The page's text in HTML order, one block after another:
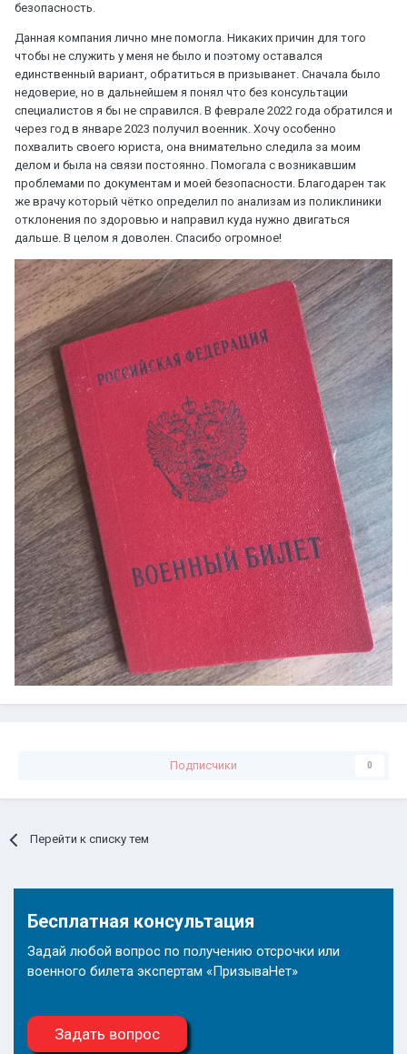
безопасность.
Данная компания лично мне помогла. Никаких причин для того
чтобы не служить у меня не было и поэтому оставался
единственный вариант, обратиться в призыванет. Сначала было
недоверие, но в дальнейшем я понял что без консультации
специалистов я бы не справился. В феврале 2022 года обратился и
через год в январе 2023 получил военник. Хочу особенно
похвалить своего юриста, она внимательно следила за моим
делом и была на связи постоянно. Помогала с возникавшим
проблемами по документам и моей безопасности. Благодарен так
же врачу который чётко определил по анализам из поликлиники
отклонения по здоровью и направил куда нужно двигаться
дальше. В целом я доволен. Спасибо огромное!
Подписчики 0
Перейти к списку тем
Бесплатная консультация
Задай любой вопрос по получению отсрочки или
военного билета экспертам «ПризываНет»
Задать вопрос